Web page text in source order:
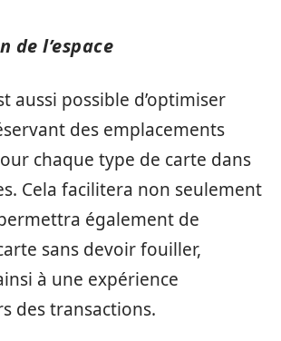
de l’espace
aussi possible d’optimiser
des emplacements
chaque type de carte dans
Cela facilitera non seulement
permettra également de
sans devoir fouiller,
à une expérience
des transactions.